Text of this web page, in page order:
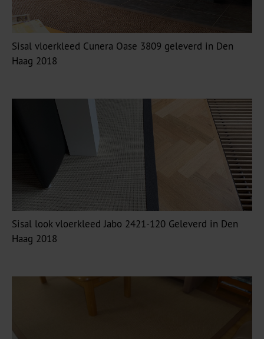
Sisal vloerkleed Cunera Oase 3809 geleverd in Den
Haag 2018
Sisal look vloerkleed Jabo 2421-120 Geleverd in Den
Haag 2018